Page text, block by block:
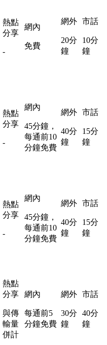
熱點
分享
-
網內
免費
網外
20分
鐘
市話
10分
鐘
熱點
分享
-
網內
45分鐘，
每通前10
分鐘免費
網外
40分
鐘
市話
15分
鐘
熱點
分享
-
網內
45分鐘，
每通前10
分鐘免費
網外
40分
鐘
市話
15分
鐘
熱點
分享
與傳
輸量
併計
網內
每通前5
分鐘免費
網外
30分
鐘
市話
40分
鐘